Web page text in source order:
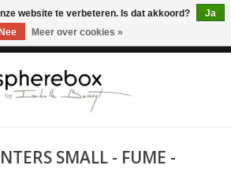
SMALL - FUME -
website te verbeteren. Is dat akkoord?
Ja
Nee
Meer over cookies »
MEUBELEN & KUNST – GRATIS